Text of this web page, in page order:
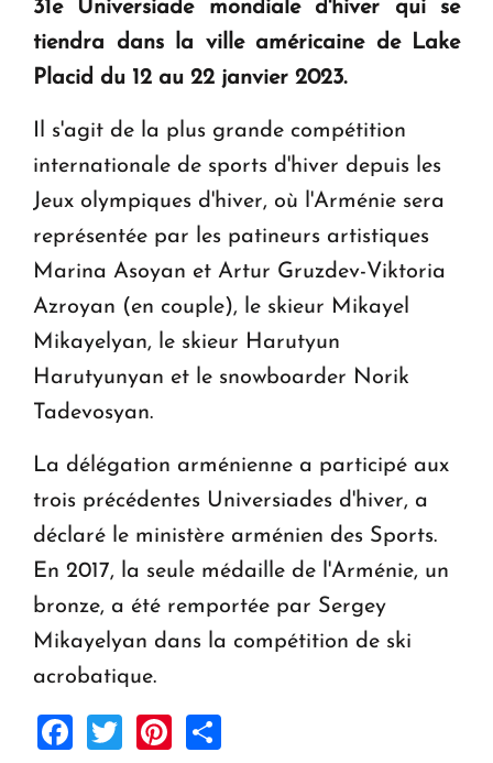
KASA : 30 ans d'audace, de résilience et d'avenir
en Arménie
Le premier hôtel Hyatt Regency d'Arménie
31e Universiade mondiale d'hiver qui se
tiendra dans la ville américaine de Lake
Placid du 12 au 22 janvier 2023.
Il s'agit de la plus grande compétition
internationale de sports d'hiver depuis les
Jeux olympiques d'hiver, où l'Arménie sera
représentée par les patineurs artistiques
Marina Asoyan et Artur Gruzdev-Viktoria
Azroyan (en couple), le skieur Mikayel
Mikayelyan, le skieur Harutyun
Harutyunyan et le snowboarder Norik
Tadevosyan.
La délégation arménienne a participé aux
trois précédentes Universiades d'hiver, a
déclaré le ministère arménien des Sports.
En 2017, la seule médaille de l'Arménie, un
bronze, a été remportée par Sergey
Mikayelyan dans la compétition de ski
acrobatique.
Facebook
TwitterPinterest